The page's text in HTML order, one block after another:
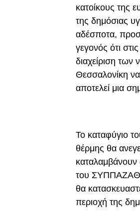
κατοίκους της
της δημόσιας
αδέσποτα,
γεγονός ότι
διαχείριση
Θεσσαλονίκη
αποτελεί μια
Το καταφύγιο
θέρμης θα
καταλαμβάνουν
του ΣΥΠΠΑΖΑΘ,
θα
περιοχή της